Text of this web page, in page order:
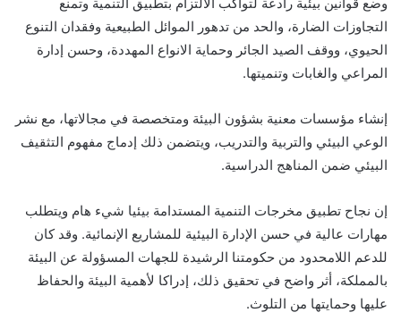
التجاوزات الضارة، والحد من تدهور الموائل الطبيعية وفقدان التنوع
الحيوي، ووقف الصيد الجائر وحماية الانواع المهددة، وحسن إدارة
المراعي والغابات وتنميتها.
إنشاء مؤسسات معنية بشؤون البيئة ومتخصصة في مجالاتها، مع نشر
الوعي البيئي والتربية والتدريب، ويتضمن ذلك إدماج مفهوم التثقيف
البيئي ضمن المناهج الدراسية.
إن نجاح تطبيق مخرجات التنمية المستدامة بيئيا شيء هام ويتطلب
مهارات عالية في حسن الإدارة البيئية للمشاريع الإنمائية. وقد كان
للدعم اللامحدود من حكومتنا الرشيدة للجهات المسؤولة عن البيئة
بالمملكة، أثر واضح في تحقيق ذلك، إدراكا لأهمية البيئة والحفاظ
عليها وحمايتها من التلوث.